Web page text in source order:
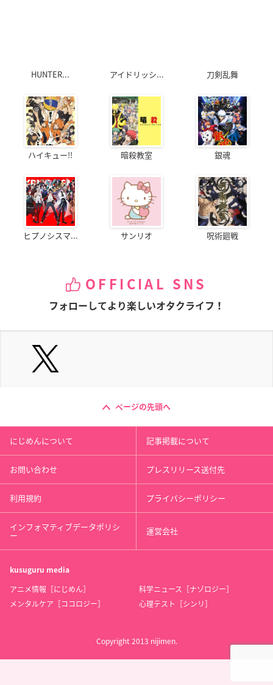
HUNTER... アイドリッシ... 刀剣乱舞
ハイキュー!! 暗殺教室 銀魂
ヒプノシスマ... サンリオ 呪術廻戦
OFFICIAL SNS
フォローしてより楽しいオタクライフ！
ページの先頭へ
にじめんについて 記事掲載について
お問い合わせ プレスリリース送付先
利用規約 プライバシーポリシー
インフォマティブデータポリシ
ー 運営会社
kusuguru media
アニメ情報［にじめん］
科学ニュース［ナゾロジー］
メンタルケア［ココロジー］
心理テスト［シンリ］
Copyright 2013 nijimen.